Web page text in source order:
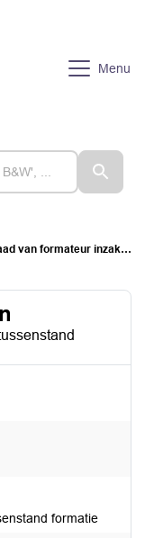
Menu
inzake tussenstand formatie
formatie